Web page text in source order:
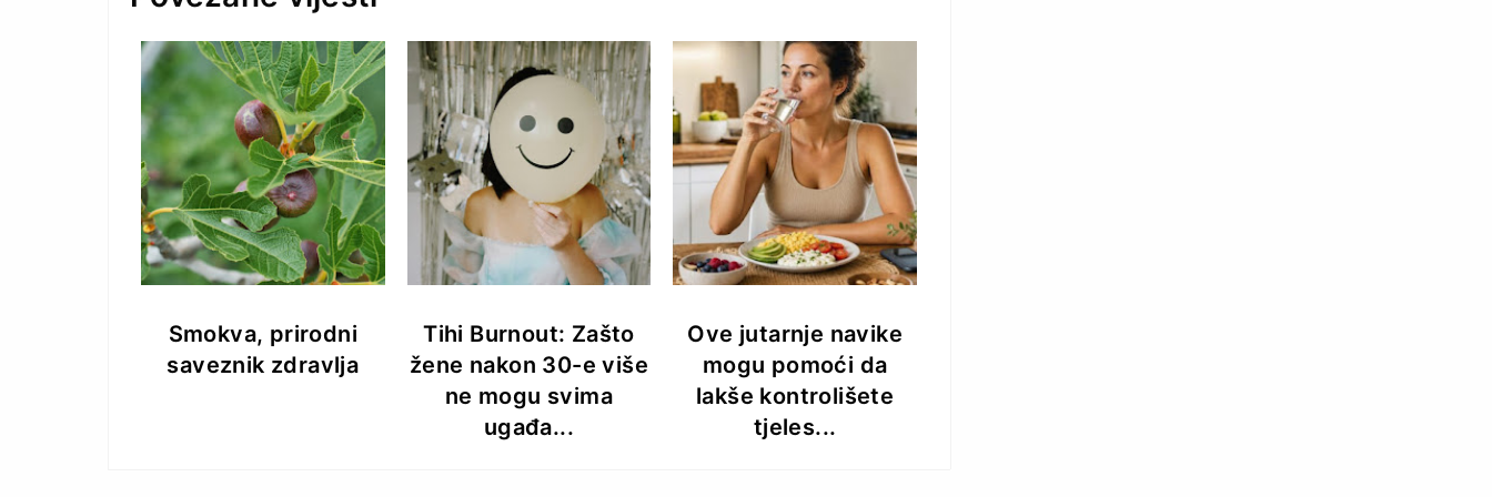
Smokva, prirodni
saveznik zdravlja
Tihi Burnout: Zašto
žene nakon 30-e više
ne mogu svima
ugađa...
Ove jutarnje navike
mogu pomoći da
lakše kontrolišete
tjeles...